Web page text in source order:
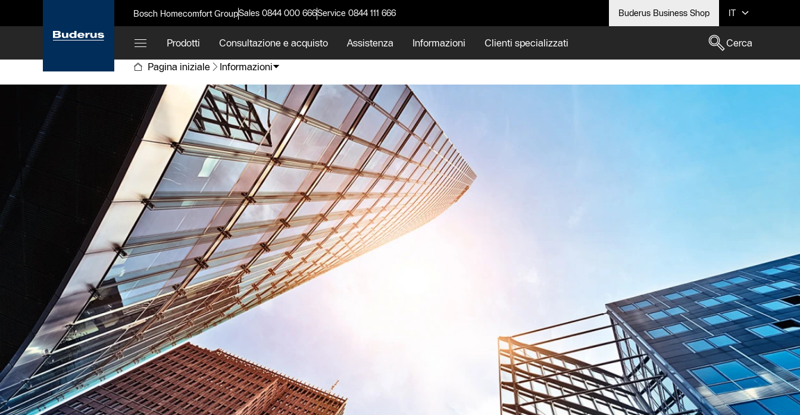
Bosch Homecomfort GroupSales 0844 000 666Service 0844 111 666 Buderus Business Shop IT
Prodotti Consultazione e acquisto Assistenza Informazioni Clienti specializzati
Cerca
Pagina iniziale
Informazioni